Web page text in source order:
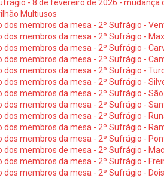
- 8 de fevereiro de 2026 - mudança
Multiusos
dos membros da mesa - 2º Sufrágio -
dos membros da mesa - 2º Sufrágio -
dos membros da mesa - 2º Sufrágio -
dos membros da mesa - 2º Sufrágio -
dos membros da mesa - 2º Sufrágio -
dos membros da mesa - 2º Sufrágio -
dos membros da mesa - 2º Sufrágio -
dos membros da mesa - 2º Sufrágio -
dos membros da mesa - 2º Sufrágio -
dos membros da mesa - 2º Sufrágio -
dos membros da mesa - 2º Sufrágio -
dos membros de mesa - 2º Sufrágio -
dos membros da mesa - 2º Sufrágio -
dos membros da mesa - 2º Sufrágio -